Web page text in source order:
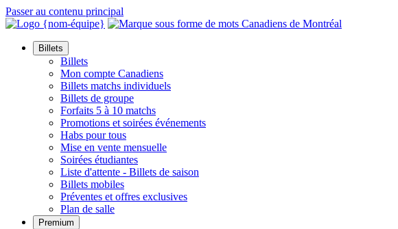
Passer au contenu principal
Billets
Billets
Mon compte Canadiens
Billets matchs individuels
Billets de groupe
Forfaits 5 à 10 matchs
Promotions et soirées événements
Habs pour tous
Mise en vente mensuelle
Soirées étudiantes
Liste d'attente - Billets de saison
Billets mobiles
Préventes et offres exclusives
Plan de salle
Premium